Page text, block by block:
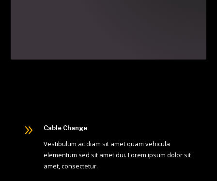
9 Cable Change
Vestibulum ac diam sit amet quam vehicula
elementum sed sit amet dui. Lorem ipsum dolor sit
amet, consectetur.